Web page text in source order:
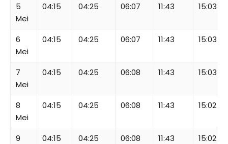
5
Mei
04:15 04:25 06:07 11:43 15:03
6
Mei
04:15 04:25 06:07 11:43 15:03
7
Mei
04:15 04:25 06:08 11:43 15:03
8
Mei
04:15 04:25 06:08 11:43 15:02
9
04:15 04:25 06:08 11:43 15:02